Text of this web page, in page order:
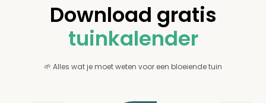
Download gratis
tuinkalender
🌱 Alles wat je moet weten voor een bloeiende tuin